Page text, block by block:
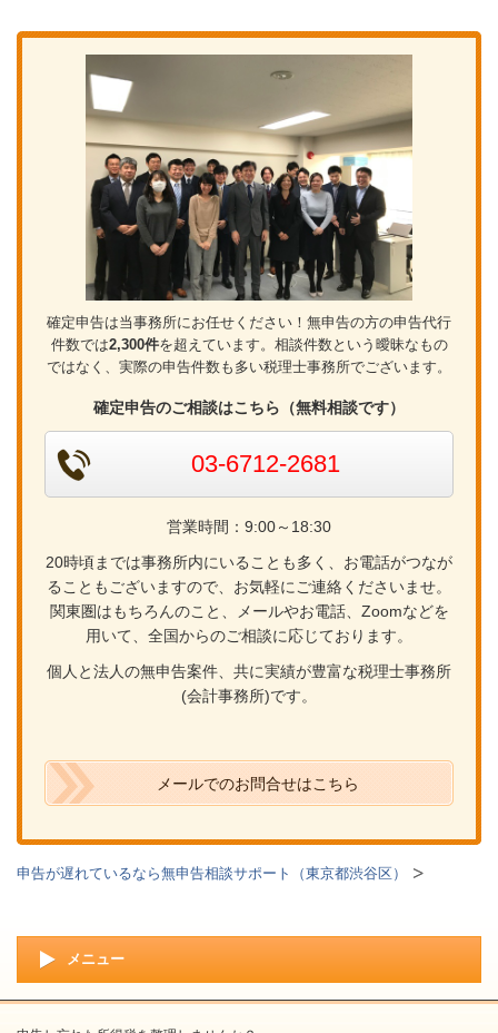
確定申告は当事務所にお任せください！無申告の方の申告代行
件数では2,300件を超えています。相談件数という曖昧なもの
ではなく、実際の申告件数も多い税理士事務所でございます。
確定申告のご相談はこちら（無料相談です）
03-6712-2681
営業時間：9:00～18:30
20時頃までは事務所内にいることも多く、お電話がつなが
ることもございますので、お気軽にご連絡くださいませ。
関東圏はもちろんのこと、メールやお電話、Zoomなどを
用いて、全国からのご相談に応じております。
個人と法人の無申告案件、共に実績が豊富な税理士事務所
(会計事務所)です。
メールでのお問合せはこちら
申告が遅れているなら無申告相談サポート（東京都渋谷区）
メニュー